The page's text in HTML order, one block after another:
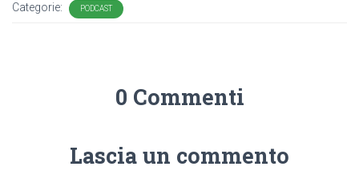
Categorie: PODCAST
0 Commenti
Lascia un commento